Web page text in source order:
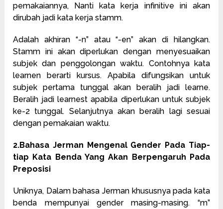
pemakaiannya, Nanti kata kerja infinitive ini akan
dirubah jadi kata kerja stamm.
Adalah akhiran “-n” atau “-en” akan di hilangkan.
Stamm ini akan diperlukan dengan menyesuaikan
subjek dan penggolongan waktu. Contohnya kata
learnen berarti kursus. Apabila difungsikan untuk
subjek pertama tunggal akan beralih jadi learne.
Beralih jadi learnest apabila diperlukan untuk subjek
ke-2 tunggal. Selanjutnya akan beralih lagi sesuai
dengan pemakaian waktu.
2.Bahasa Jerman Mengenal Gender Pada Tiap-
tiap Kata Benda Yang Akan Berpengaruh Pada
Preposisi
Uniknya, Dalam bahasa Jerman khususnya pada kata
benda mempunyai gender masing-masing. “m”